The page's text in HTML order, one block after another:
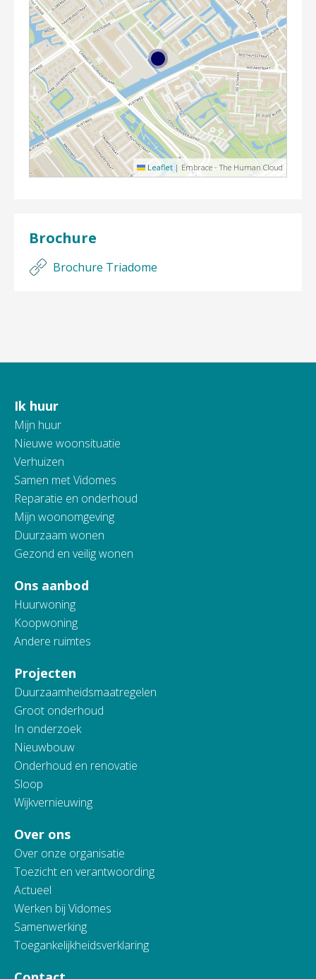
Leaflet | Embrace - The Human Cloud
Brochure
Brochure Triadome
Contactinformatie
Ik huur
Mijn huur
Nieuwe woonsituatie
Verhuizen
Samen met Vidomes
Reparatie en onderhoud
Mijn woonomgeving
Duurzaam wonen
Gezond en veilig wonen
Ons aanbod
Huurwoning
Koopwoning
Andere ruimtes
Projecten
Duurzaamheidsmaatregelen
Groot onderhoud
In onderzoek
Nieuwbouw
Onderhoud en renovatie
Sloop
Wijkvernieuwing
Over ons
Over onze organisatie
Toezicht en verantwoording
Actueel
Werken bij Vidomes
Samenwerking
Toegankelijkheidsverklaring